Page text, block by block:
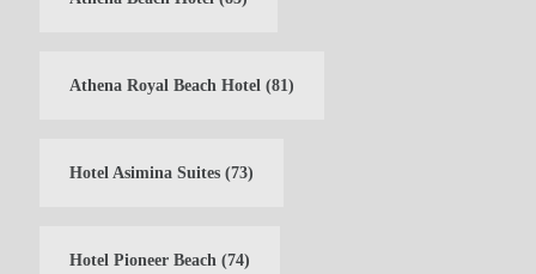
Athena Royal Beach Hotel (81)
Hotel Asimina Suites(73)
Hotel Pioneer Beach (74)